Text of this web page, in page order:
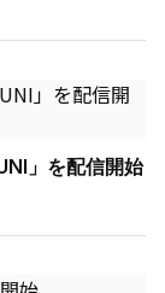
」を配信開始